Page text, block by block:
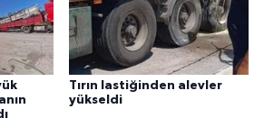
Tırın lastiğinden alevler
yükseldi